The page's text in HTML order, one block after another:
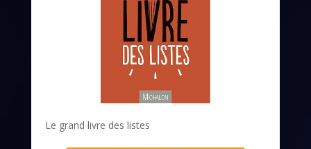
Le grand livre des listes